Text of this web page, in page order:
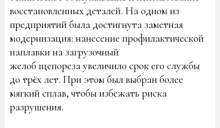
восстановленных деталей. На одном из
предприятий была достигнута заметная
модернизация: нанесение профилактической
наплавки на загрузочный
желоб щепореза увеличило срок его службы
до трёх лет. При этом был выбран более
мягкий сплав, чтобы избежать риска
разрушения.